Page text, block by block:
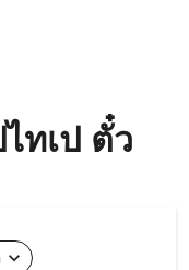
ทเป ตั๋ว
expand_more